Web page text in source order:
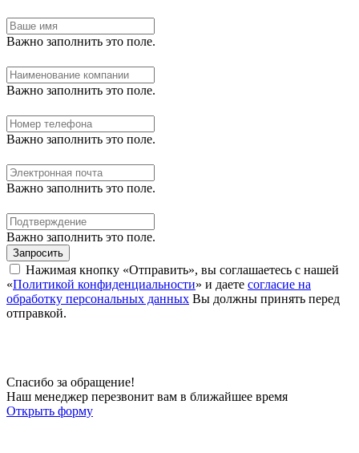
Важно заполнить это поле.
Важно заполнить это поле.
Важно заполнить это поле.
Важно заполнить это поле.
Важно заполнить это поле.
Запросить
Нажимая кнопку «Отправить», вы соглашаетесь с нашей
«Политикой конфиденциальности» и даете согласие на
обработку персональных данных Вы должны принять перед
отправкой.
Спасибо за обращение!
Наш менеджер перезвонит вам в ближайшее время
Открыть форму